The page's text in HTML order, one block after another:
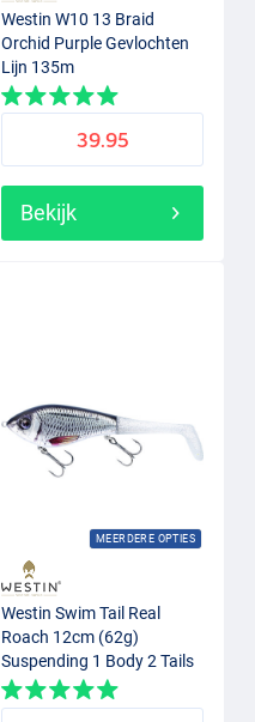
Westin W10 13 Braid
Orchid Purple Gevlochten
Lijn 135m
39.95
Bekijk
MEERDERE OPTIES
Westin Swim Tail Real
Roach 12cm (62g)
Suspending 1 Body 2 Tails